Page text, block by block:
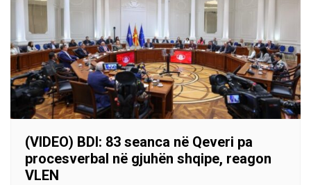
(VIDEO) BDI: 83 seanca në Qeveri pa
procesverbal në gjuhën shqipe, reagon
VLEN